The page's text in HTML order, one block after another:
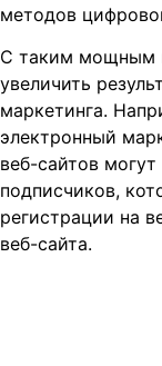
методов
С таким мощным
увеличить
маркетинга.
электронный
веб-сайтов
подписчиков,
регистрации на
веб-сайта.